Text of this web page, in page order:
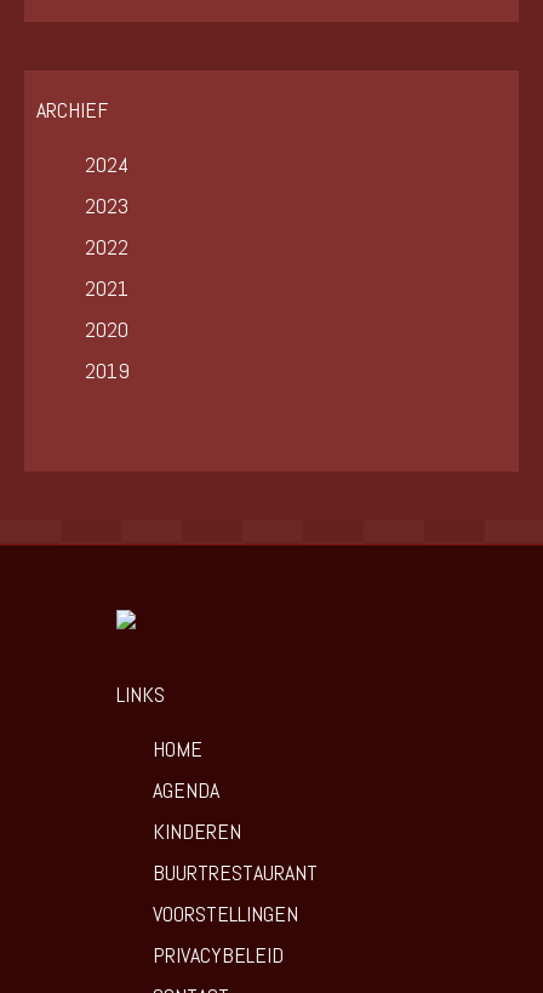
ARCHIEF
2024
2023
2022
2021
2020
2019
LINKS
HOME
AGENDA
KINDEREN
BUURTRESTAURANT
VOORSTELLINGEN
PRIVACYBELEID